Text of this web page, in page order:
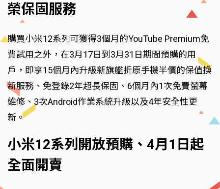
榮保固服務
購買小米12系列可獲得3個月的YouTube Premium免
費試用之外，在3月17日到3月31日期間預購的用
戶，即享15個月內升級新旗艦折原手機半價的保值換
新服務、免登錄2年超長保固、6個月內1次免費螢幕
維修、3次Android作業系統升級以及4年安全性更
新。
小米12系列開放預購、4月1日起
全面開賣